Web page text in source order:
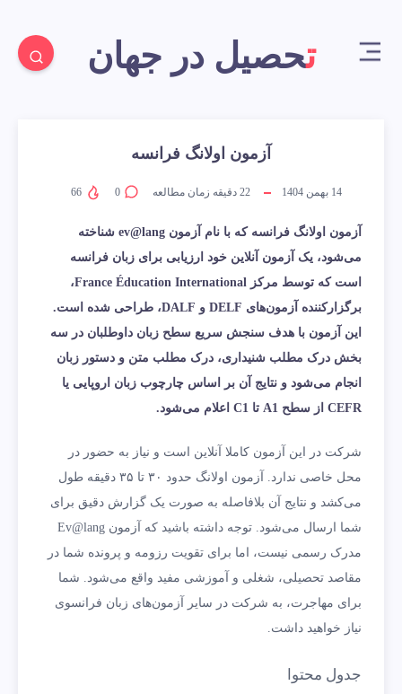
تحصیل در جهان
آزمون اولانگ فرانسه
14 بهمن 1404 22 دقیقه زمان مطالعه 0
آزمون اولانگ فرانسه که با نام آزمون ev@lang شناخته
می‌شود، یک آزمون آنلاین خود ارزیابی برای زبان فرانسه
است که توسط مرکز France Éducation International،
برگزارکننده آزمون‌های DELF و DALF، طراحی شده است.
این آزمون با هدف سنجش سریع سطح زبان داوطلبان در سه
بخش درک مطلب شنیداری، درک مطلب متن و دستور زبان
انجام می‌شود و نتایج آن بر اساس چارچوب زبان اروپایی یا
CEFR از سطح A1 تا C1 اعلام می‌شود.
شرکت در این آزمون کاملا آنلاین است و نیاز به حضور در
محل خاصی ندارد. آزمون اولانگ حدود ۳۰ تا ۳۵ دقیقه طول
می‌کشد و نتایج آن بلافاصله به صورت یک گزارش دقیق برای
شما ارسال می‌شود. توجه داشته باشید که آزمون Ev@lang
مدرک رسمی نیست، اما برای تقویت رزومه و پرونده شما در
مقاصد تحصیلی، شغلی و آموزشی مفید واقع می‌شود. شما
برای مهاجرت، به شرکت در سایر آزمون‌های زبان فرانسوی
نیاز خواهید داشت.
جدول محتوا